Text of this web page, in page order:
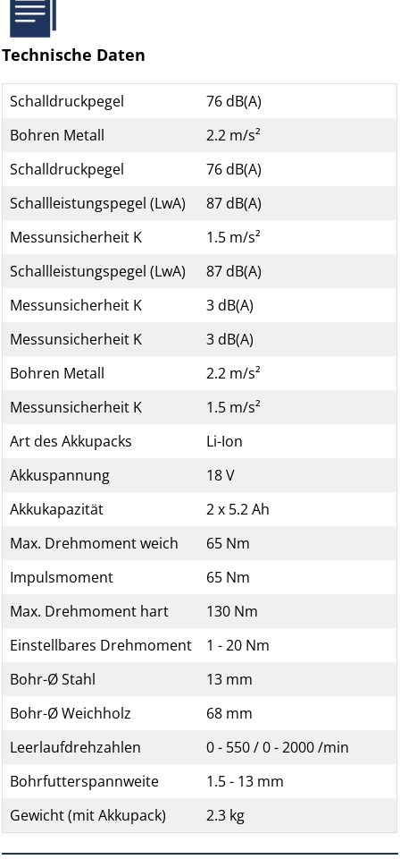
Technische Daten
Schalldruckpegel
76 dB(A)
Bohren Metall
2.2 m/s²
Schalldruckpegel
76 dB(A)
Schallleistungspegel (LwA)
87 dB(A)
Messunsicherheit K
1.5 m/s²
Schallleistungspegel (LwA)
87 dB(A)
Messunsicherheit K
3 dB(A)
Messunsicherheit K
3 dB(A)
Bohren Metall
2.2 m/s²
Messunsicherheit K
1.5 m/s²
Art des Akkupacks
Li-Ion
Akkuspannung
18 V
Akkukapazität
2 x 5.2 Ah
Max. Drehmoment weich
65 Nm
Impulsmoment
65 Nm
Max. Drehmoment hart
130 Nm
Einstellbares Drehmoment
1 - 20 Nm
Bohr-Ø Stahl
13 mm
Bohr-Ø Weichholz
68 mm
Leerlaufdrehzahlen
0 - 550 / 0 - 2000 /min
Bohrfutterspannweite
1.5 - 13 mm
Gewicht (mit Akkupack)
2.3 kg